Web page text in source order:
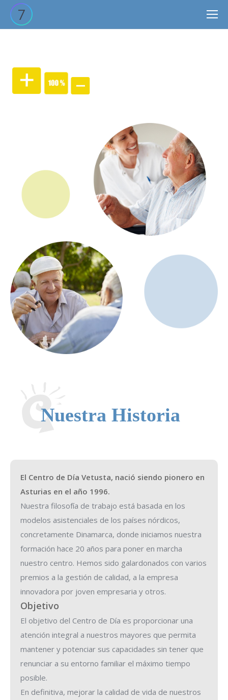
Site
search:
Nuestra Historia
El Centro de Día Vetusta, nació siendo pionero en
Asturias en el año 1996.
Nuestra filosofía de trabajo está basada en los
modelos asistenciales de los países nórdicos,
concretamente Dinamarca, donde iniciamos nuestra
formación hace 20 años para poner en marcha
nuestro centro. Hemos sido galardonados con varios
premios a la gestión de calidad, a la empresa
innovadora por joven empresaria y otros.
Objetivo
El objetivo del Centro de Día es proporcionar una
atención integral a nuestros mayores que permita
mantener y potenciar sus capacidades sin tener que
renunciar a su entorno familiar el máximo tiempo
posible.
En definitiva, mejorar la calidad de vida de nuestros